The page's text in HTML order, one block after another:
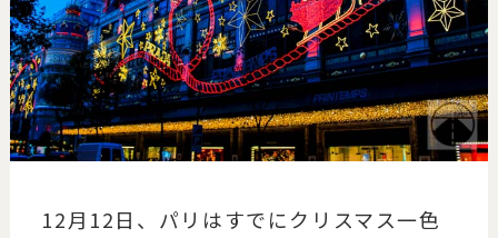
12月12日、パリはすでにクリスマス一色